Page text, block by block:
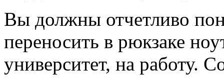
Вы должны отчетливо
переносить в рюкзаке
университет, на работу.